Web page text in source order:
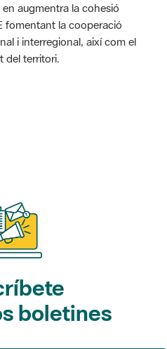
augmentra la cohesió
fomentant la cooperació
i interregional, així com el
del territori.
media es de 0 estrellas de
boletines